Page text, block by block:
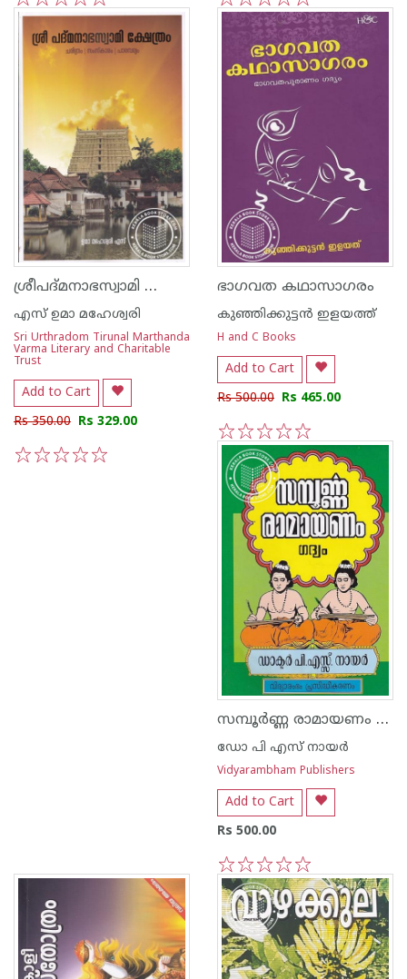
5
4
3
2
1 5
4
3
2
1
ശ്രീപദ്മനാഭസ്വാമി ക്ഷേത്രം ചരിത്രം-സംസ്കാരം-പാരമ്പര്യം
എസ് ഉമാ മഹേശ്വരി
Sri Urthradom Tirunal Marthanda
Varma Literary and Charitable
Trust
Add to Cart
Rs 350.00 Rs 329.00
ഭാഗവത കഥാസാഗരം
കുഞ്ഞിക്കുട്ടന്‍ ഇളയത്ത്
H and C Books
Add to Cart
Rs 500.00 Rs 465.00
5
4
3
2
1
സമ്പൂര്‍ണ്ണ രാമായണം - ഗദ്യം
ഡോ പി എസ് നായര്‍
Vidyarambham Publishers
Add to Cart
Rs 500.00
5
4
3
2
1